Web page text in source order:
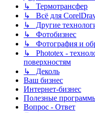
↳ Термотрансфер
↳ Всё для
↳ Другие
↳ Фотобизнес
↳ Фотография и
↳ Phototex -
поверхностям
↳ Деколь
Ваш бизнес
Интернет-бизнес
Полезные
Вопрос - Ответ